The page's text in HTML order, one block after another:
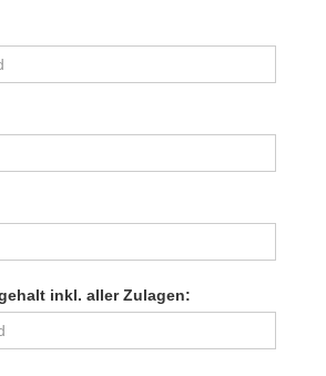
inkl. aller Zulagen: